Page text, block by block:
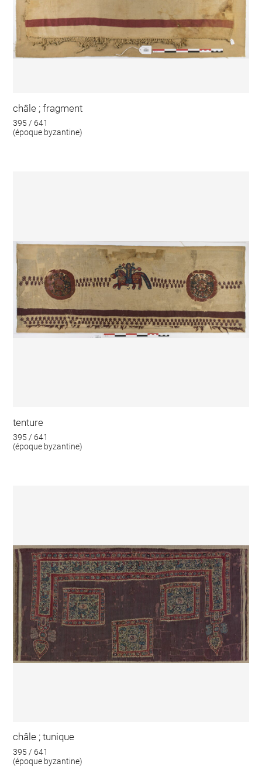
châle ; fragment
395 / 641
(époque byzantine)
tenture
395 / 641
(époque byzantine)
châle ; tunique
395 / 641
(époque byzantine)